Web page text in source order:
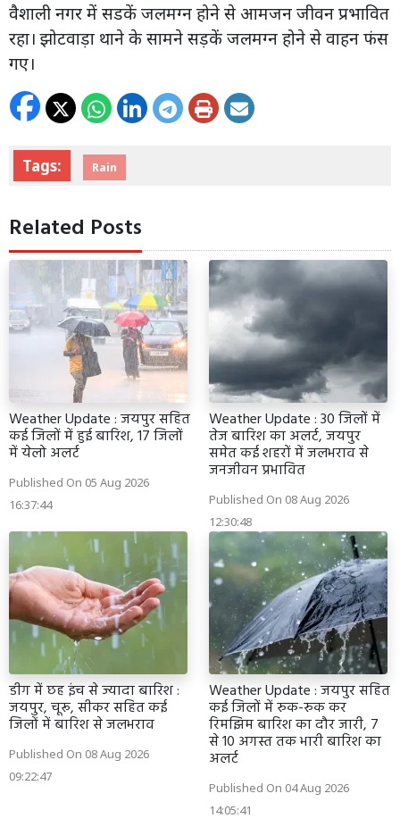
वैशाली नगर में सडकें जलमग्न होने से आमजन जीवन प्रभावित
रहा। झोटवाड़ा थाने के सामने सड़कें जलमग्न होने से वाहन फंस
गए।
Tags: Rain
Related Posts
Weather Update : जयपुर सहित
कई जिलों में हुई बारिश, 17 जिलों
में येलो अलर्ट
Published On 05 Aug 2026
16:37:44
Weather Update : 30 जिलों में
तेज बारिश का अलर्ट, जयपुर
समेत कई शहरों में जलभराव से
जनजीवन प्रभावित
Published On 08 Aug 2026
12:30:48
डीग में छह इंच से ज्यादा बारिश :
जयपुर, चूरू, सीकर सहित कई
जिलों में बारिश से जलभराव
Published On 08 Aug 2026
09:22:47
Weather Update : जयपुर सहित
कई जिलों में रुक-रुक कर
रिमझिम बारिश का दौर जारी, 7
से 10 अगस्त तक भारी बारिश का
अलर्ट
Published On 04 Aug 2026
14:05:41